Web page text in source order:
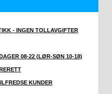
- INGEN TOLLAVGIFTER
08-22 (LØR-SØN 10-18)
KUNDER